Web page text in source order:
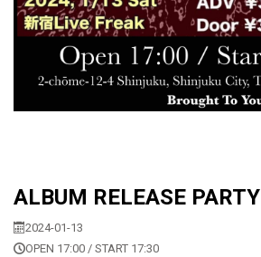
ALBUM RELEASE PARTY
2024-01-13
OPEN 17:00 / START 17:30